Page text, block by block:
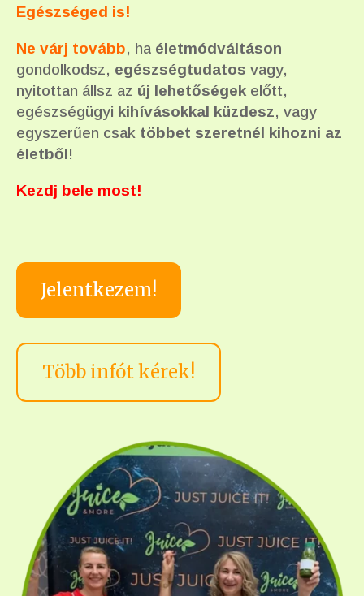
Egészséged is!
Ne várj tovább, ha életmódváltáson
gondolkodsz, egészségtudatos vagy,
nyitottan állsz az új lehetőségek előtt,
egészségügyi kihívásokkal küzdesz, vagy
egyszerűen csak többet szeretnél kihozni az
életből!
Kezdj bele most!
Jelentkezem!
Több infót kérek!